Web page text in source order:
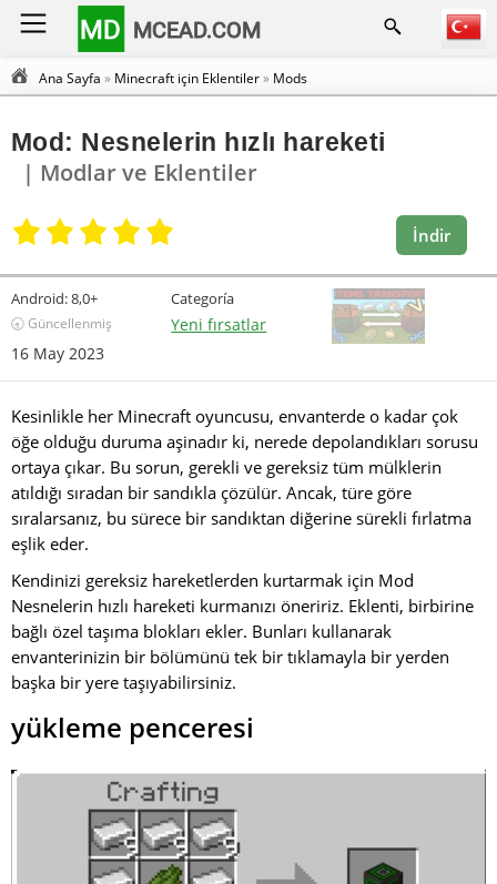
MD MCEAD.COM
Ana Sayfa » Minecraft için Eklentiler» Mods
Mod: Nesnelerin hızlı hareketi
| Modlar ve Eklentiler
İndir
Android:8,0+
🕣 Güncellenmiş
16 May 2023
Categoría
Yeni fırsatlar
Kesinlikle her Minecraft oyuncusu, envanterde o kadar çok
öğe olduğu duruma aşinadır ki, nerede depolandıkları sorusu
ortaya çıkar. Bu sorun, gerekli ve gereksiz tüm mülklerin
atıldığı sıradan bir sandıkla çözülür. Ancak, türe göre
sıralarsanız, bu sürece bir sandıktan diğerine sürekli fırlatma
eşlik eder.
Kendinizi gereksiz hareketlerden kurtarmak için Mod
Nesnelerin hızlı hareketi kurmanızı öneririz. Eklenti, birbirine
bağlı özel taşıma blokları ekler. Bunları kullanarak
envanterinizin bir bölümünü tek bir tıklamayla bir yerden
başka bir yere taşıyabilirsiniz.
yükleme penceresi